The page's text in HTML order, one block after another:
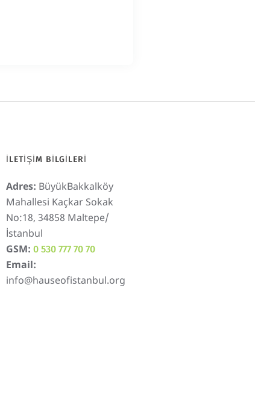
İLETIŞIM BILGILERI
Adres: BüyükBakkalköy
Mahallesi Kaçkar Sokak
No:18, 34858 Maltepe/
İstanbul
GSM:0 530 777 70 70
Email:
info@hauseofistanbul.org